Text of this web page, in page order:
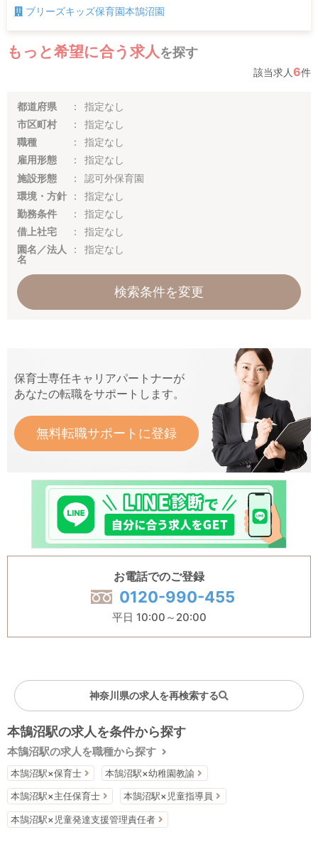
ブリーズキッズ保育園本鵠沼園
もっと希望に合う求人 を探す
該当求人6件
都道府県
指定なし
市区町村
指定なし
職種
指定なし
雇用形態
指定なし
施設形態
認可外保育園
環境・方針
指定なし
勤務条件
指定なし
借上社宅
指定なし
園名／法人
名
指定なし
検索条件を変更
保育士専任キャリアパートナーが
あなたの転職をサポートします。
無料転職サポートに登録
お電話でのご登録
0120-990-455
平日 10:00～20:00
神奈川県の求人を再検索する
本鵠沼駅の求人を条件から探す
本鵠沼駅の求人を職種から探す
本鵠沼駅×保育士 本鵠沼駅×幼稚園教諭
本鵠沼駅×主任保育士 本鵠沼駅×児童指導員
本鵠沼駅×児童発達支援管理責任者